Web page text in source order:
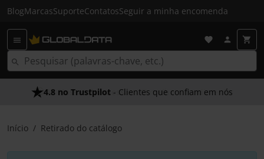
BlogMarcasSuporteContatosSeguir a minha encomenda
4.8 no Trustpilot - Clientes que confiam em nós
Início Retirado do catálogo